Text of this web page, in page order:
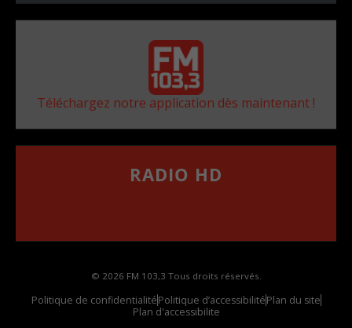
Téléchargez notre application dès maintenant !
RADIO HD
© 2026 FM 103,3 Tous droits réservés.
Politique de confidentialitéPolitique d’accessibilitéPlan du site
Plan d'accessibilite